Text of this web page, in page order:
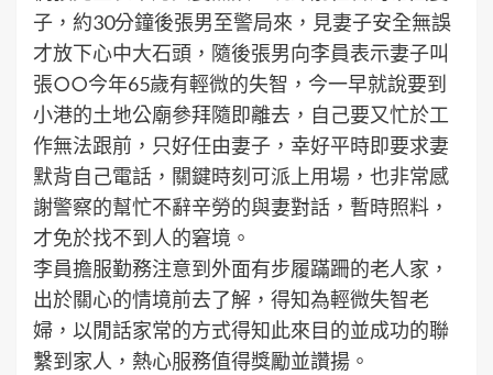
子，約30分鐘後張男至警局來，見妻子安全無誤
才放下心中大石頭，隨後張男向李員表示妻子叫
張○○今年65歲有輕微的失智，今一早就說要到
小港的土地公廟參拜隨即離去，自己要又忙於工
作無法跟前，只好任由妻子，幸好平時即要求妻
默背自己電話，關鍵時刻可派上用場，也非常感
謝警察的幫忙不辭辛勞的與妻對話，暫時照料，
才免於找不到人的窘境。
李員擔服勤務注意到外面有步履蹣跚的老人家，
出於關心的情境前去了解，得知為輕微失智老
婦，以閒話家常的方式得知此來目的並成功的聯
繫到家人，熱心服務值得獎勵並讚揚。